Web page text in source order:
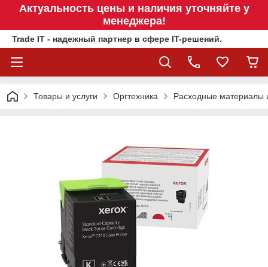
Актуальность цены и наличия уточняйте у
менеджера!
Trade IT - надежный партнер в сфере IT-решений.
Товары и услуги Оргтехника Расходные материалы